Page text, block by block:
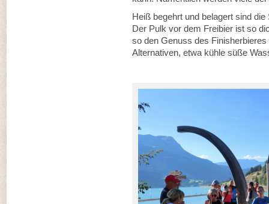
Heiß begehrt und belagert sind
Der Pulk vor dem Freibier ist so
so den Genuss des
Alternativen, etwa kühle süße